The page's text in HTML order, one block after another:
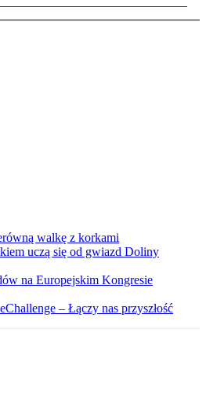
walkę z korkami
uczą się od gwiazd Doliny
na Europejskim Kongresie
– Łączy nas przyszłość